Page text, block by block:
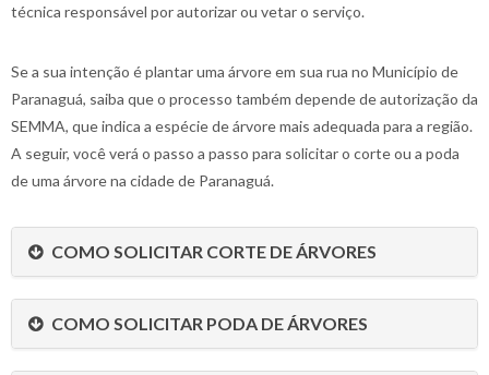
técnica responsável por autorizar ou vetar o serviço.
Se a sua intenção é plantar uma árvore em sua rua no Município de
Paranaguá, saiba que o processo também depende de autorização da
SEMMA, que indica a espécie de árvore mais adequada para a região.
A seguir, você verá o passo a passo para solicitar o corte ou a poda
de uma árvore na cidade de Paranaguá.
COMO SOLICITAR CORTE DE ÁRVORES
COMO SOLICITAR PODA DE ÁRVORES